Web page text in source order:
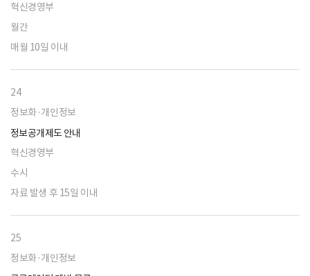
혁신경영부
월간
매월 10일 이내
24
정보화·개인정보
정보공개제도 안내
혁신경영부
수시
자료 발생 후 15일 이내
25
정보화·개인정보